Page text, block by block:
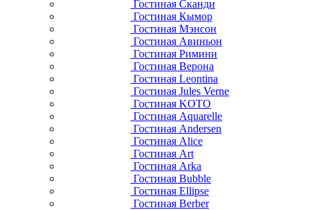
Гостиная Сканди
Гостиная Кымор
Гостиная Мэнсон
Гостиная Авиньон
Гостиная Римини
Гостиная Верона
Гостиная Leontina
Гостиная Jules Verne
Гостиная KOTO
Гостиная Aquarelle
Гостиная Andersen
Гостиная Alice
Гостиная Art
Гостиная Arka
Гостиная Bubble
Гостиная Ellipse
Гостиная Berber